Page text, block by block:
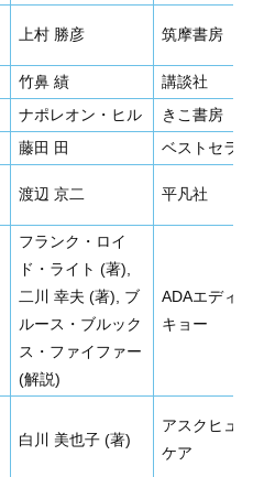
上村 勝彦 筑摩書房
竹鼻 績
講談社
ナポレオン・ヒル
きこ書房
藤田 田
ベストセラ
渡辺 京二 平凡社
フランク・ロイ
ド・ライト (著),
二川 幸夫 (著), ブ
ルース・ブルック
ス・ファイファー
(解説)
ADAエディ
キョー
白川 美也子 (著)
アスクヒュ
ケア